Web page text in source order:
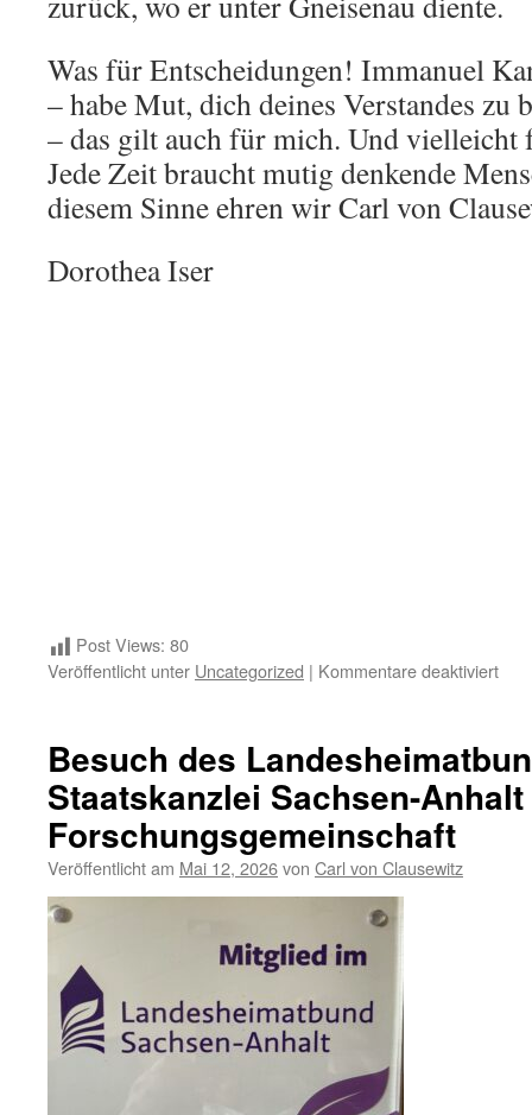
Was für Entscheidungen! Immanuel
– habe Mut, dich deines Verstandes zu
– das gilt auch für mich. Und
Jede Zeit braucht mutig denkende
diesem Sinne ehren wir Carl von
Dorothea Iser
Post Views: 80
Veröffentlicht unter Uncategorized | Kommentare deaktiviertfür
Carl
von
Besuch des
Staatskanzlei Sachsen-
Forschungsgemeinschaft
Veröffentlicht am Mai 12, 2026von Carl von Clausewitz